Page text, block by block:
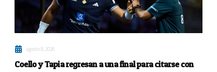
agosto 8, 2026
Coello y Tapia regresan a una final para citarse con